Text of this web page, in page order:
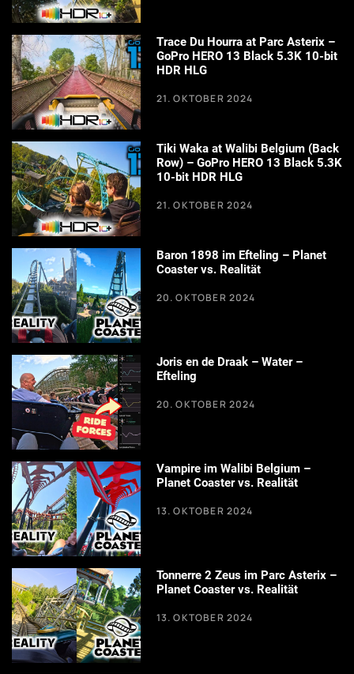
Trace Du Hourra at Parc Asterix –
GoPro HERO 13 Black 5.3K 10-bit
HDR HLG
21. OKTOBER 2024
Tiki Waka at Walibi Belgium (Back
Row) – GoPro HERO 13 Black 5.3K
10-bit HDR HLG
21. OKTOBER 2024
Baron 1898 im Efteling – Planet
Coaster vs. Realität
20. OKTOBER 2024
Joris en de Draak – Water –
Efteling
20. OKTOBER 2024
Vampire im Walibi Belgium –
Planet Coaster vs. Realität
13. OKTOBER 2024
Tonnerre 2 Zeus im Parc Asterix –
Planet Coaster vs. Realität
13. OKTOBER 2024